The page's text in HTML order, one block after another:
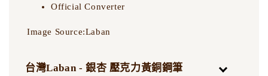
Official Converter
Image Source:Laban
台灣Laban - 銀杏 壓克力黃銅鋼筆